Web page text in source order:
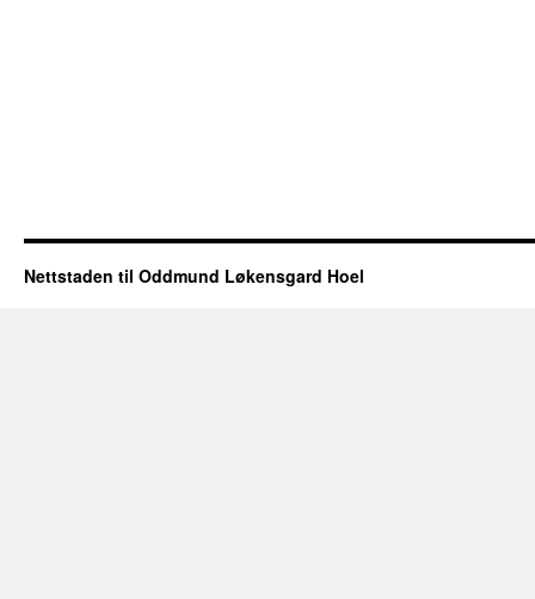
Nettstaden til Oddmund Løkensgard Hoel